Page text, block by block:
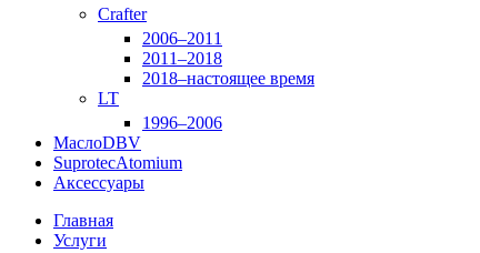
Crafter
2006–2011
2011–2018
2018–настоящее время
LT
1996–2006
МаслоDBV
SuprotecAtomium
Аксессуары
Главная
Услуги